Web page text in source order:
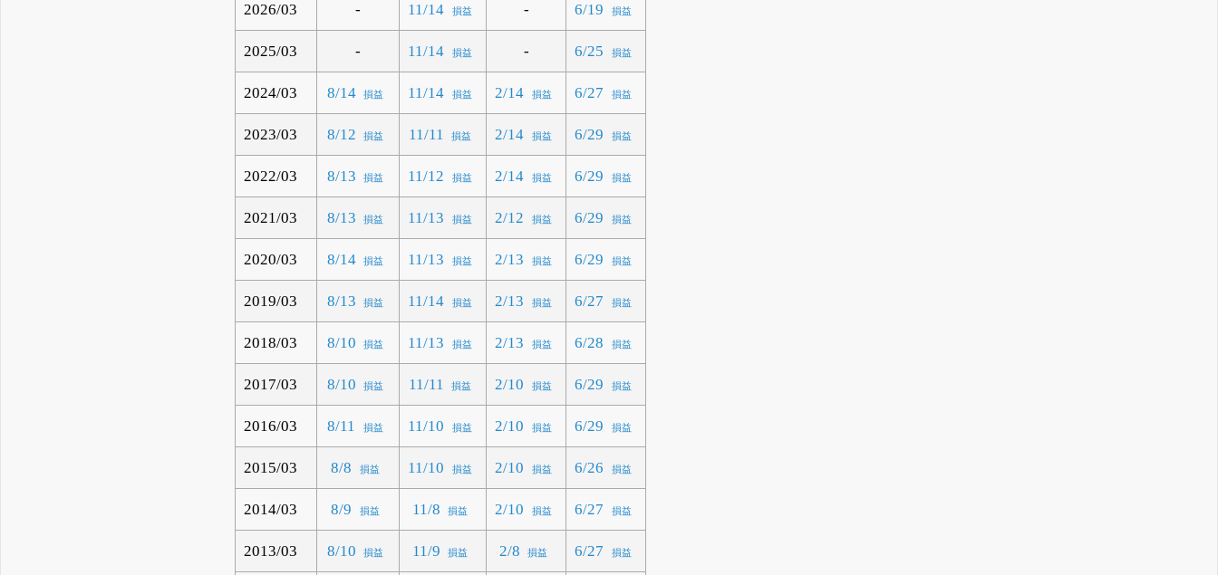
2026/03 - 11/14 損益 - 6/19 損益
2025/03 - 11/14 損益 - 6/25 損益
2024/03 8/14 損益 11/14 損益 2/14 損益 6/27 損益
2023/03 8/12 損益 11/11 損益 2/14 損益 6/29 損益
2022/03 8/13 損益 11/12 損益 2/14 損益 6/29 損益
2021/03 8/13 損益 11/13 損益 2/12 損益 6/29 損益
2020/03 8/14 損益 11/13 損益 2/13 損益 6/29 損益
2019/03 8/13 損益 11/14 損益 2/13 損益 6/27 損益
2018/03 8/10 損益 11/13 損益 2/13 損益 6/28 損益
2017/03 8/10 損益 11/11 損益 2/10 損益 6/29 損益
2016/03 8/11 損益 11/10 損益 2/10 損益 6/29 損益
2015/03 8/8 損益 11/10 損益 2/10 損益 6/26 損益
2014/03 8/9 損益 11/8 損益 2/10 損益 6/27 損益
2013/03 8/10 損益 11/9 損益 2/8 損益 6/27 損益